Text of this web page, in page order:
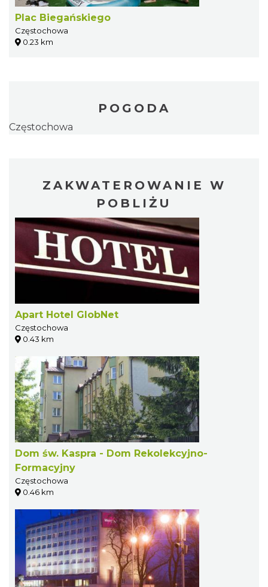
Plac Biegańskiego
Częstochowa
0.23 km
POGODA
Częstochowa
ZAKWATEROWANIE W
POBLIŻU
Apart Hotel GlobNet
Częstochowa
0.43 km
Dom św. Kaspra - Dom Rekolekcyjno-
Formacyjny
Częstochowa
0.46 km